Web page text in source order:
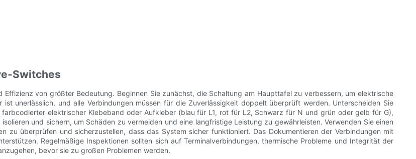
Switches
von größter Bedeutung. Beginnen Sie zunächst, die Schaltung am Haupttafel zu verbessern, um elektrische
unerlässlich, und alle Verbindungen müssen für die Zuverlässigkeit doppelt überprüft werden. Unterscheiden Sie
elektrischer Klebeband oder Aufkleber (blau für L1, rot für L2, Schwarz für N und grün oder gelb für G),
und sichern, um Schäden zu vermeiden und eine langfristige Leistung zu gewährleisten. Verwenden Sie einen
zu überprüfen und sicherzustellen, dass das System sicher funktioniert. Das Dokumentieren der Verbindungen mit
Regelmäßige Inspektionen sollten sich auf Terminalverbindungen, thermische Probleme und Integrität der
bevor sie zu großen Problemen werden.